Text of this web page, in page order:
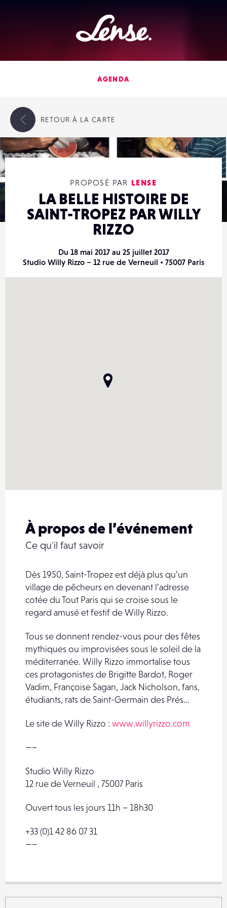
Lense
AGENDA
PROPOSÉ PAR LENSE
LA BELLE HISTOIRE DE
SAINT-TROPEZ PAR WILLY
RIZZO
Du 18 mai 2017 au 25 juillet 2017
Studio Willy Rizzo – 12 rue de Verneuil • 75007 Paris
À propos de l’événement
Ce qu'il faut savoir
Dès 1950, Saint-Tropez est déjà plus qu’un
village de pêcheurs en devenant l’adresse
cotée du Tout Paris qui se croise sous le
regard amusé et festif de Willy Rizzo.
Tous se donnent rendez-vous pour des fêtes
mythiques ou improvisées sous le soleil de la
méditerranée. Willy Rizzo immortalise tous
ces protagonistes de Brigitte Bardot, Roger
Vadim, Françoise Sagan, Jack Nicholson, fans,
étudiants, rats de Saint-Germain des Prés…
Le site de Willy Rizzo : www.willyrizzo.com
—–
Studio Willy Rizzo
12 rue de Verneuil , 75007 Paris
Ouvert tous les jours 11h – 18h30
+33 (0)1 42 86 07 31
—–
RETOUR À LA CARTE